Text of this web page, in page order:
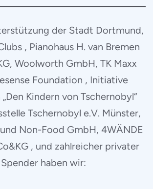
der Stadt Dortmund,
, Pianohaus H. van Bremen
Woolworth GmbH, TK Maxx
Foundation , Initiative
Kindern von Tschernobyl“
Tschernobyl e.V. Münster,
Non-Food GmbH, 4WÄNDE
, und zahlreicher privater
Spender haben wir: